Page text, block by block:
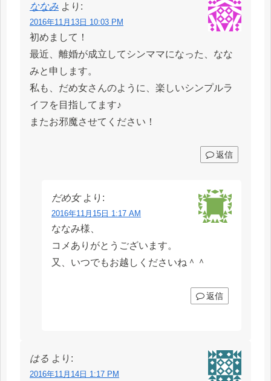
ななみ より:
2016年11月13日 10:03 PM
初めまして！
最近、離婚が成立してシンママになった、なな
みと申します。
私も、だめ女さんのように、楽しいシンプルラ
イフを目指してます♪
またお邪魔させてください！
返信
だめ女 より:
2016年11月15日 1:17 AM
ななみ様、
コメありがとうございます。
又、いつでもお越しくださいね＾＾
返信
はる より:
2016年11月14日 1:17 PM